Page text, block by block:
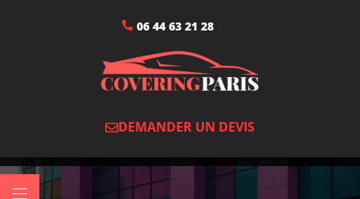
06 44 63 21 28
DEMANDER UN DEVIS